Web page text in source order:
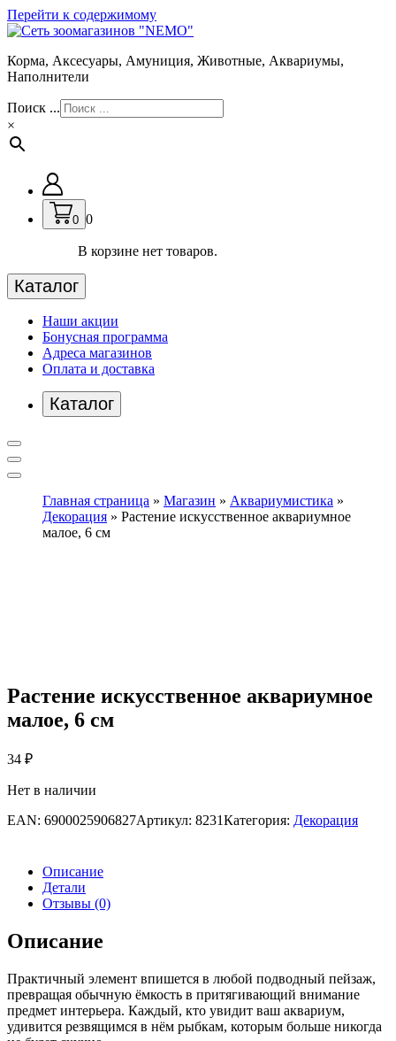
Перейти к содержимому
Корма, Аксесуары, Амуниция, Животные, Аквариумы,
Наполнители
Поиск ...
×
0 0
В корзине нет товаров.
Каталог
Наши акции
Бонусная программа
Адреса магазинов
Оплата и доставка
Каталог
Главная страница » Магазин » Аквариумистика »
Декорация » Растение искусственное аквариумное
малое, 6 см
Растение искусственное аквариумное
малое, 6 см
34 ₽
Нет в наличии
EAN: 6900025906827Артикул: 8231Категория: Декорация
Описание
Детали
Отзывы (0)
Описание
Практичный элемент впишется в любой подводный пейзаж,
превращая обычную ёмкость в притягивающий внимание
предмет интерьера. Каждый, кто увидит ваш аквариум,
удивится резвящимся в нём рыбкам, которым больше никогда